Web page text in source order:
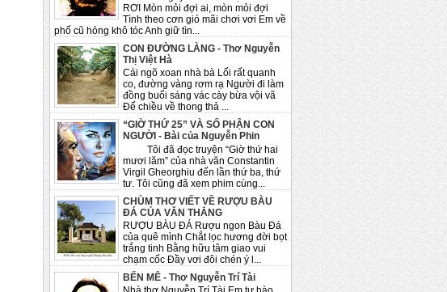
RƠI Mòn mỏi đợi ai, mòn mỏi đợi
Tình theo cơn gió mãi chơi vơi Em về
phố cũ hỏng khô tóc Anh giữ tìn...
CON ĐƯỜNG LÀNG - Thơ Nguyễn
Thị Việt Hà
Cái ngõ xoan nhà bà Lối rất quanh
co, đường vàng rơm rạ Người đi làm
đồng buổi sáng vác cày bừa vội vã
Để chiều về thong thả ...
“GIỜ THỨ 25” VÀ SỐ PHẬN CON
NGƯỜI - Bài của Nguyễn Phin
Tôi đã đọc truyện “Giờ thứ hai
mươi lăm” của nhà văn Constantin
Virgil Gheorghiu đến lần thứ ba, thứ
tư. Tôi cũng đã xem phim cùng...
CHÙM THƠ VIẾT VỀ RƯỢU BÀU
ĐÁ CỦA VĂN THẮNG
RƯỢU BÀU ĐÁ Rượu ngon Bàu Đá
của quê mình Chắt lọc hương đời bọt
trắng tinh Bằng hữu tâm giao vui
chạm cốc Đầy vơi đôi chén ý l...
BẾN MÊ - Thơ Nguyễn Trí Tài